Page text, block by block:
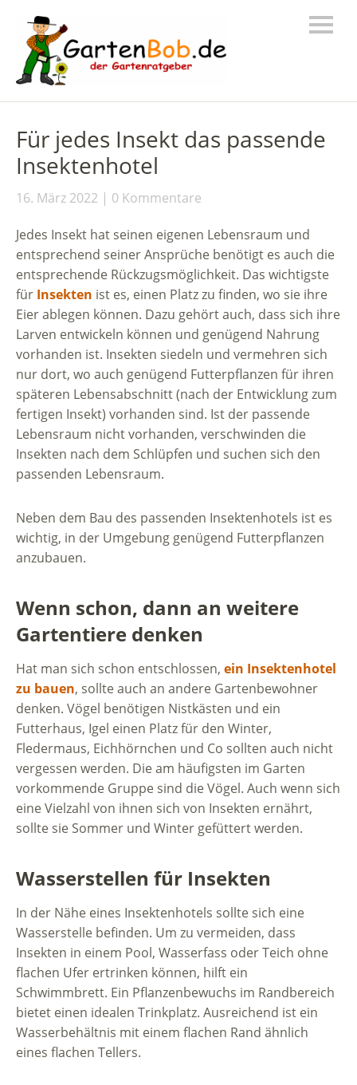
Für jedes Insekt das passende
Insektenhotel
16. März 2022 0 Kommentare
Jedes Insekt hat seinen eigenen Lebensraum und
entsprechend seiner Ansprüche benötigt es auch die
entsprechende Rückzugsmöglichkeit. Das wichtigste
für Insekten ist es, einen Platz zu finden, wo sie ihre
Eier ablegen können. Dazu gehört auch, dass sich ihre
Larven entwickeln können und genügend Nahrung
vorhanden ist. Insekten siedeln und vermehren sich
nur dort, wo auch genügend Futterpflanzen für ihren
späteren Lebensabschnitt (nach der Entwicklung zum
fertigen Insekt) vorhanden sind. Ist der passende
Lebensraum nicht vorhanden, verschwinden die
Insekten nach dem Schlüpfen und suchen sich den
passenden Lebensraum.
Neben dem Bau des passenden Insektenhotels ist es
wichtig, in der Umgebung genügend Futterpflanzen
anzubauen.
Wenn schon, dann an weitere
Gartentiere denken
Hat man sich schon entschlossen, ein Insektenhotel
zu bauen, sollte auch an andere Gartenbewohner
denken. Vögel benötigen Nistkästen und ein
Futterhaus, Igel einen Platz für den Winter,
Fledermaus, Eichhörnchen und Co sollten auch nicht
vergessen werden. Die am häufigsten im Garten
vorkommende Gruppe sind die Vögel. Auch wenn sich
eine Vielzahl von ihnen sich von Insekten ernährt,
sollte sie Sommer und Winter gefüttert werden.
Wasserstellen für Insekten
In der Nähe eines Insektenhotels sollte sich eine
Wasserstelle befinden. Um zu vermeiden, dass
Insekten in einem Pool, Wasserfass oder Teich ohne
flachen Ufer ertrinken können, hilft ein
Schwimmbrett. Ein Pflanzenbewuchs im Randbereich
bietet einen idealen Trinkplatz. Ausreichend ist ein
Wasserbehältnis mit einem flachen Rand ähnlich
eines flachen Tellers.